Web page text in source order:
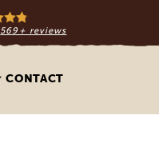
569+ reviews
CONTACT